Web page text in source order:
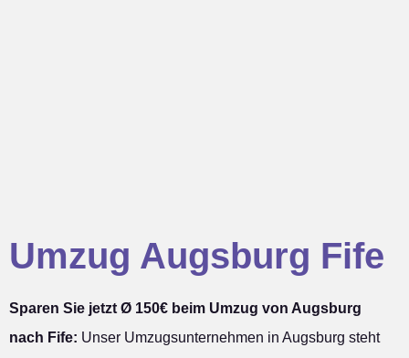
Umzug Augsburg Fife
Sparen Sie jetzt Ø 150€ beim Umzug von Augsburg
nach Fife: Unser Umzugsunternehmen in Augsburg steht